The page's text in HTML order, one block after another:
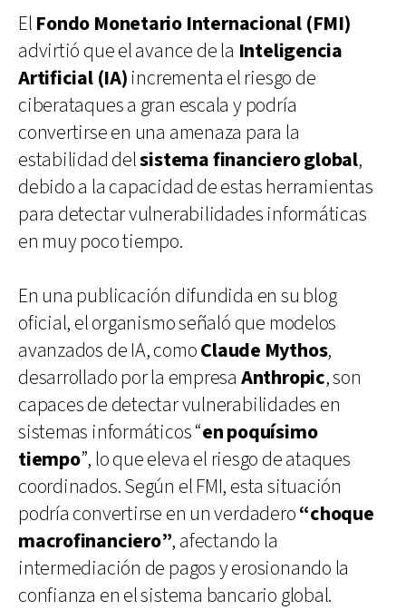
El Fondo Monetario Internacional (FMI)
advirtió que el avance de la Inteligencia
Artificial (IA) incrementa el riesgo de
ciberataques a gran escala y podría
convertirse en una amenaza para la
estabilidad delsistema financiero global,
debido a la capacidad de estas herramientas
para detectar vulnerabilidades informáticas
en muy poco tiempo.
En una publicación difundida en su blog
oficial, el organismo señaló que modelos
avanzados de IA, comoClaude Mythos,
desarrollado por la empresa Anthropic, son
capaces de detectar vulnerabilidades en
sistemas informáticos “en poquísimo
tiempo”, lo que eleva el riesgo de ataques
coordinados. Según el FMI, esta situación
podría convertirse en un verdadero“choque
macrofinanciero”, afectando la
intermediación de pagos y erosionando la
confianza en el sistema bancario global.